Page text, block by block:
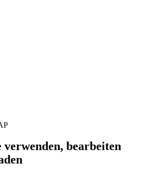
verwenden, bearbeiten